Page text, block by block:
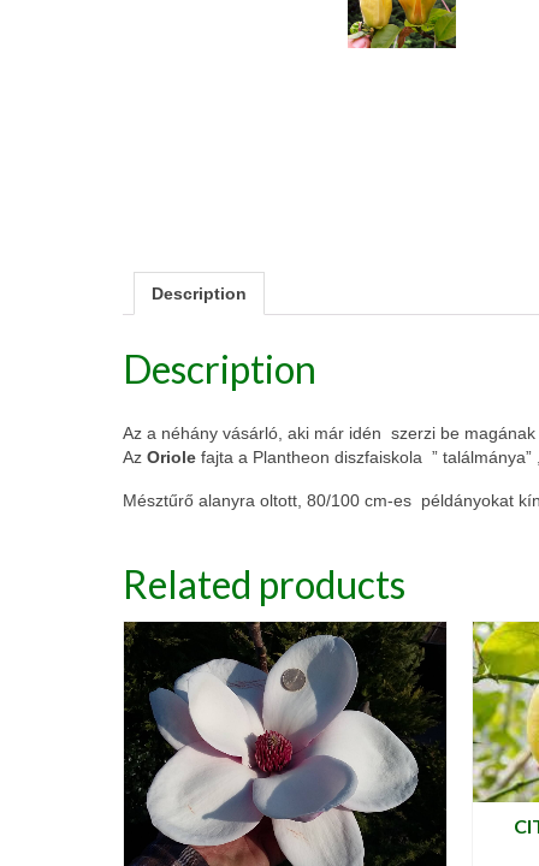
Description
Description
Az a néhány vásárló, aki már idén szerzi be
Az Oriole fajta a Plantheon diszfaiskola ”
Mésztűrő alanyra oltott, 80/100 cm-es példányokat
Related products